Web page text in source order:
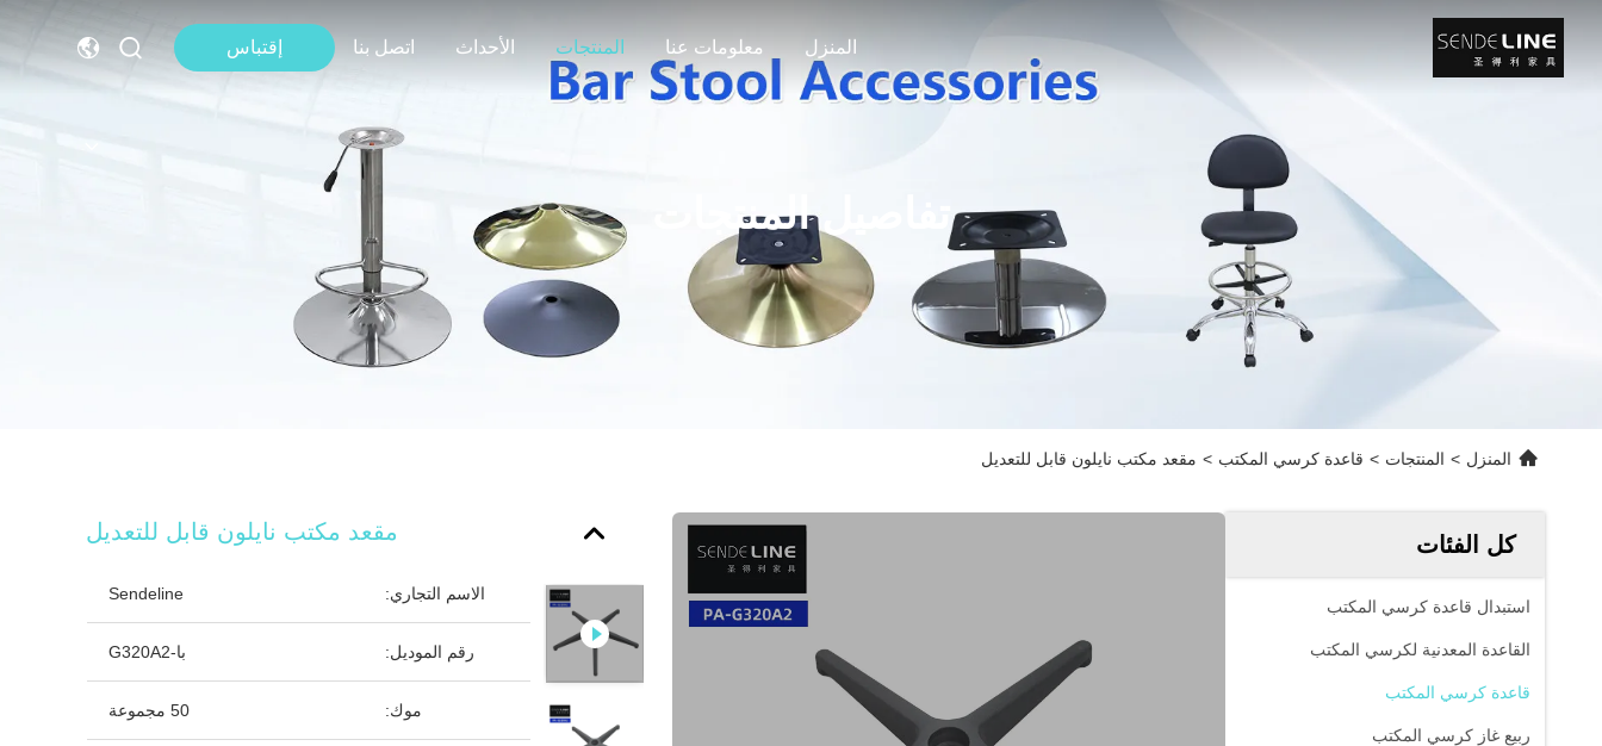
المنزل معلومات عنا المنتجات الأحداث اتصل بنا إقتباس
تفاصيل المنتجات
المنزل > المنتجات > قاعدة كرسي المكتب > مقعد مكتب نايلون قابل للتعديل
كل الفئات
استبدال قاعدة كرسي المكتب
القاعدة المعدنية لكرسي المكتب
قاعدة كرسي المكتب
ربيع غاز كرسي المكتب
مقعد مكتب نايلون قابل للتعديل
الاسم التجاري: Sendeline
رقم الموديل: با-G320A2
موك: 50 مجموعة